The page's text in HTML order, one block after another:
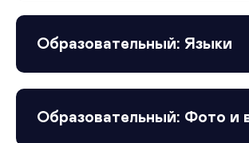
Образовательный: Языки
Образовательный: Фото и